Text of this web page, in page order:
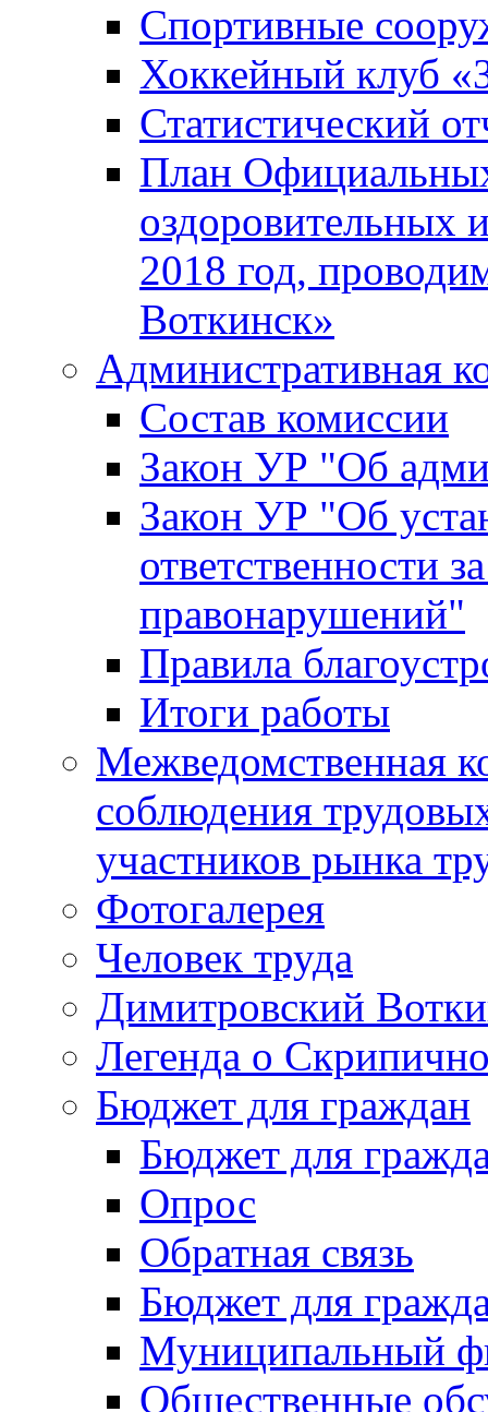
Спортивные
Хоккейный клуб
Статистический
План
оздоровительных
2018 год,
Воткинск»
Административная
Состав комиссии
Закон УР "Об
Закон УР "Об
ответственности
правонарушений"
Правила
Итоги работы
Межведомственная
соблюдения
участников рынка
Фотогалерея
Человек труда
Димитровский
Легенда о
Бюджет для граждан
Бюджет для
Опрос
Обратная связь
Бюджет для
Муниципальный
Общественные